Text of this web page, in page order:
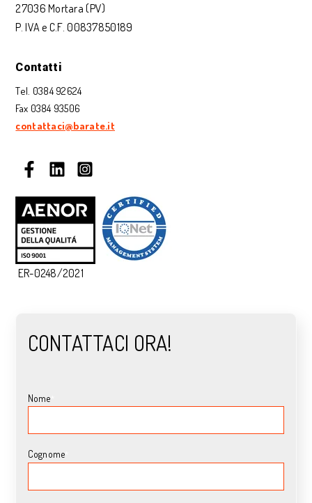
27036 Mortara (PV)
P. IVA e C.F. 00837850189
Contatti
Tel. 0384 92624
Fax 0384 93506
contattaci@barate.it
ER-0248/2021
CONTATTACI ORA!
Nome
Cognome